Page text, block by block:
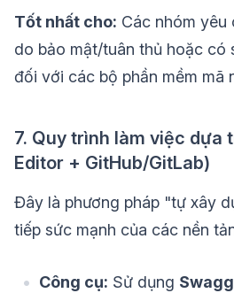
Tốt nhất cho: Các nhóm
do bảo mật/tuân thủ hoặc có
đối với các bộ phần mềm mã
7. Quy trình làm việc dựa
Editor + GitHub/GitLab)
Đây là phương pháp "tự xây
tiếp sức mạnh của các nền
Công cụ: Sử dụng